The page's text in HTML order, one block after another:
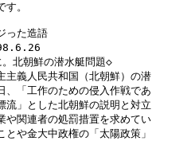
。
った造語
98.6.26
朝鮮の潜水艇問題◇
義人民共和国（北朝鮮）の潜
、「工作のための侵入作戦であ
流」とした北朝鮮の説明と対立
や関連者の処罰措置を求めてい
や金大中政権の「太陽政策」